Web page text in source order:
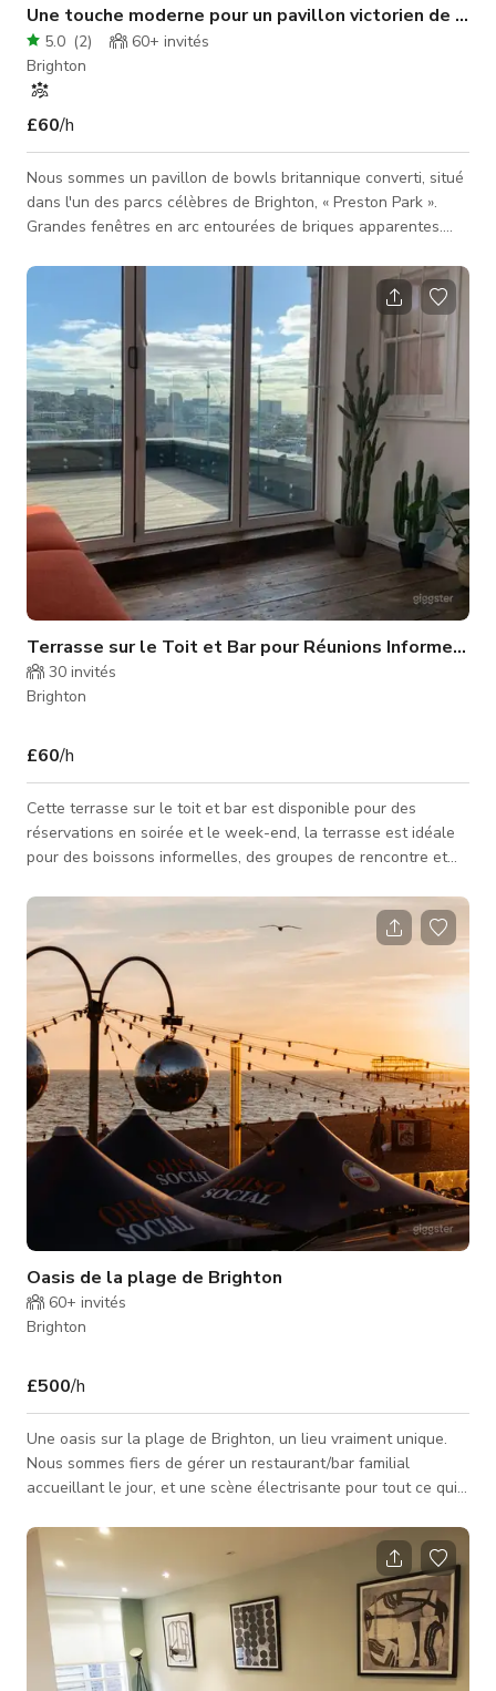
Une touche moderne pour un pavillon victorien de parc
5.0 (2) 60+ invités
Brighton
£60/h
Nous sommes un pavillon de bowls britannique converti, situé
dans l'un des parcs célèbres de Brighton, « Preston Park ».
Grandes fenêtres en arc entourées de briques apparentes.
des portes doubles donnant directement sur le parc. Sol en
caoutchouc partout avec une bande de gazon synthétique au
milieu. Toutes les portes ont été rénovées pour s'ouvrir vers
l'extérieur et un nouvel éclairage au plafond a été conçu pour
Terrasse sur le Toit et Bar pour Réunions Informelles
30 invités
Brighton
£60/h
Cette terrasse sur le toit et bar est disponible pour des
réservations en soirée et le week-end, la terrasse est idéale
pour des boissons informelles, des groupes de rencontre et
personnes debout Les heures d'ouverture sont normalement
de 8h à 18h. Mais des réservations peuvent être prises en
dehors de ces heures moyennant un coût supplémentaire.
Veuillez envoyer une demande à l'hôte. Le prix publié est juste
le prix de base.
Oasis de la plage de Brighton
60+ invités
Brighton
£500/h
Une oasis sur la plage de Brighton, un lieu vraiment unique.
Nous sommes fiers de gérer un restaurant/bar familial
accueillant le jour, et une scène électrisante pour tout ce qui
nourriture fraîche, adaptée à toute la famille, incluant une
gamme de bières, vins et cocktails séduisants. Un lieu
fabuleux pour des événements privés, réceptions de mariage,
journées de team building, célébrations d'anniversaire, fêtes